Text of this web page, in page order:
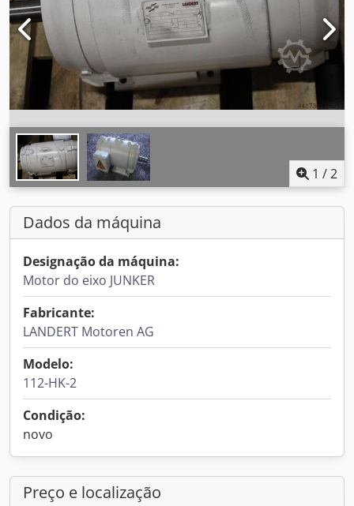
1 /2
Dados da máquina
Designação da máquina:
Motor do eixo JUNKER
Fabricante:
LANDERT Motoren AG
Modelo:
112-HK-2
Condição:
novo
Preço e localização